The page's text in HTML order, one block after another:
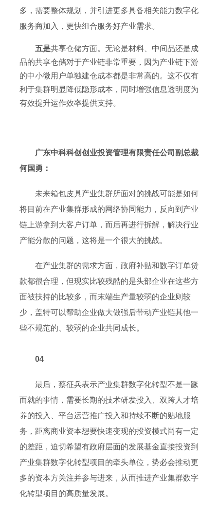
多，需要整体规划，并引进更多具备相关能力数字化
服务商加入，更快组合服务好产业需求。
五是共享仓储方面。无论是材料、中间品还是成
品的共享仓储对于产业链非常重要，因为产业链下游
的中小微用户单独建仓成本都是非常高的。这不仅有
利于集群明显降低隐形成本，同时增强信息透明度为
有效提升运作效率提供支持。
广东中科科创创业投资管理有限责任公司副总裁
何国勇：
未来箱包皮具产业集群所面对的挑战可能是如何
将目前在产业集群形成的网络协同能力，反向到产业
链上游拿到大客户订单，而后再进行拆解，解决行业
产能分散的问题，这将是一个很大的挑战。
在产业集群的需求方面，政府补贴和数字订单贷
款都很合理，但现实比较残酷的是头部企业在这些方
面被扶持的比较多，而末端生产量较弱的企业则较
少，盖特可以帮助企业做大做强后带动产业链其他一
些不规范的、较弱的企业共同成长。
04
最后，蔡征兵表示产业集群数字化转型不是一蹶
而就的事情，需要长期的技术研发投入、双跨人才培
养的投入、平台运营推广投入和持续不断的贴地服
务，距离商业资本想要快速变现的投资模式尚有一定
的差距，迫切希望有政府层面的发展基金直接投资到
产业集群数字化转型项目的牵头单位，势必会推动更
多的资本方关注并参与进来，从而推进产业集群数字
化转型项目的高质量发展。